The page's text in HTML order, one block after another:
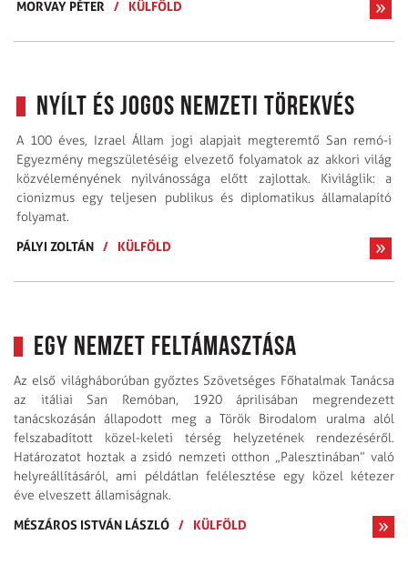
MORVAY PÉTER / KÜLFÖLD
Nyílt és jogos nemzeti törekvés
A 100 éves, Izrael Állam jogi alapjait megteremtő San remó-i
Egyezmény megszületéséig elvezető folyamatok az akkori világ
közvéleményének nyilvánossága előtt zajlottak. Kiviláglik: a
cionizmus egy teljesen publikus és diplomatikus államalapító
folyamat.
PÁLYI ZOLTÁN / KÜLFÖLD
Egy nemzet feltámasztása
Az első világháborúban győztes Szövetséges Főhatalmak Tanácsa
az itáliai San Remóban, 1920 áprilisában megrendezett
tanácskozásán állapodott meg a Török Birodalom uralma alól
felszabadított közel-keleti térség helyzetének rendezéséről.
Határozatot hoztak a zsidó nemzeti otthon „Palesztinában” való
helyreállításáról, ami példátlan felélesztése egy közel kétezer
éve elveszett államiságnak.
MÉSZÁROS ISTVÁN LÁSZLÓ / KÜLFÖLD